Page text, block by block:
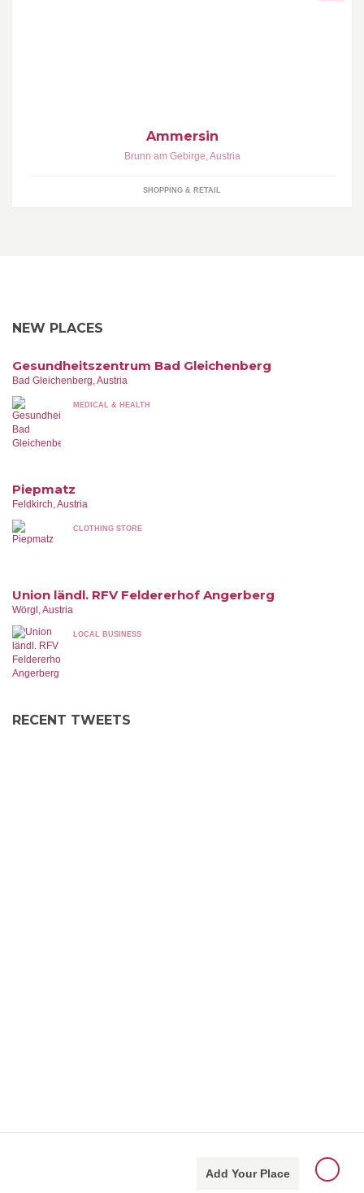
Ammersin
Brunn am Gebirge,Austria
SHOPPING & RETAIL
NEW PLACES
Gesundheitszentrum Bad Gleichenberg
Bad Gleichenberg, Austria
MEDICAL & HEALTH
Piepmatz
Feldkirch, Austria
CLOTHING STORE
Union ländl. RFV Feldererhof Angerberg
Wörgl, Austria
LOCAL BUSINESS
RECENT TWEETS
Add Your Place